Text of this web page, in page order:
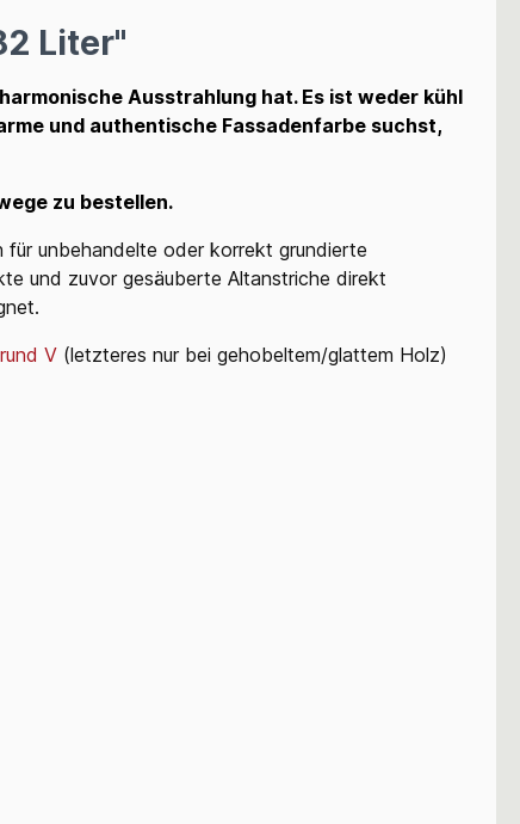
Liter"
Ausstrahlung hat. Es ist weder kühl
und authentische Fassadenfarbe suchst,
zu bestellen.
unbehandelte oder korrekt grundierte
und zuvor gesäuberte Altanstriche direkt
V (letzteres nur bei gehobeltem/glattem Holz)